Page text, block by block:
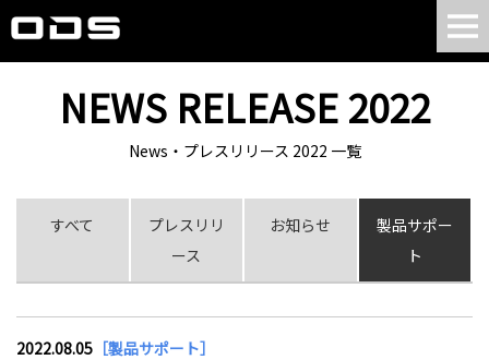
NEWS RELEASE 2022
News・プレスリリース 2022 一覧
すべて
プレスリリ
ース
お知らせ
製品サポー
ト
2022.08.05 ［製品サポート］